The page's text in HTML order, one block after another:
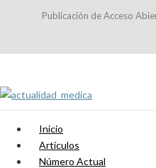
Publicación de Acceso
Inicio
Artículos
Número Actual